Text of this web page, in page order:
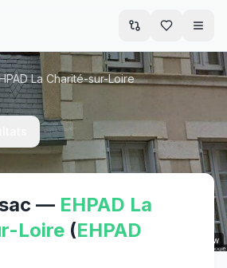
Street View
La Charité-sur-Loire
— EHPAD La
Loire (EHPAD